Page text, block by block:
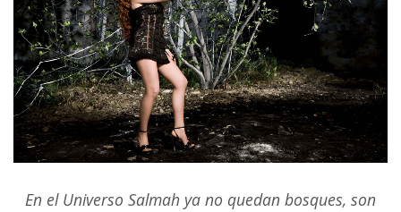
En el Universo Salmah ya no quedan bosques, son